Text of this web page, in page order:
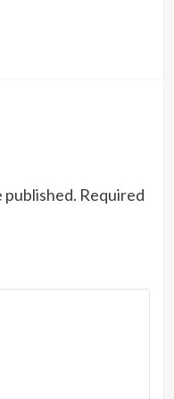
published. Required